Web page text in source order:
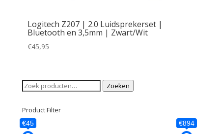
Logitech Z207 | 2.0 Luidsprekerset |
Bluetooth en 3,5mm | Zwart/Wit
€45,95
Zoeken
naar:
Zoeken
Product Filter
€45 €894